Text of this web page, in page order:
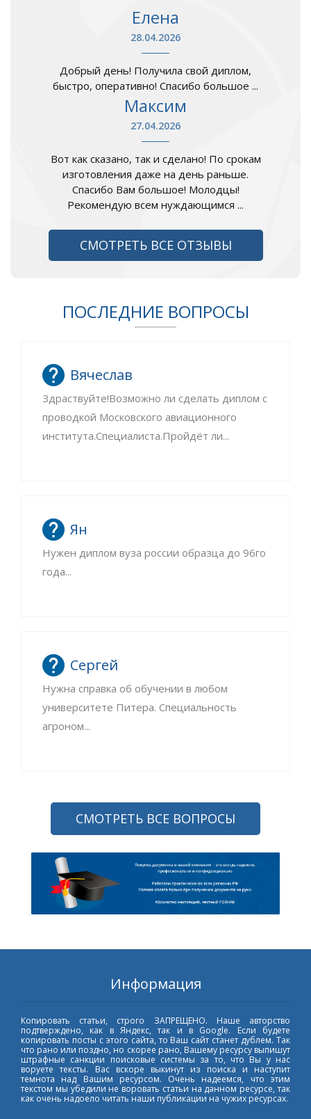
Елена
28.04.2026
Добрый день! Получила свой диплом,
быстро, оперативно! Спасибо большое ...
Максим
27.04.2026
Вот как сказано, так и сделано! По срокам
изготовления даже на день раньше.
Спасибо Вам большое! Молодцы!
Рекомендую всем нуждающимся ...
СМОТРЕТЬ ВСЕ ОТЗЫВЫ
ПОСЛЕДНИЕ ВОПРОСЫ
Вячеслав
Здраствуйте!Возможно ли сделать диплом с
проводкой Московского авиационного
института.Специалиста.Пройдёт ли...
Ян
Нужен диплом вуза россии образца до 96го
года...
Сергей
Нужна справка об обучении в любом
университете Питера. Специальность
агроном...
СМОТРЕТЬ ВСЕ ВОПРОСЫ
Информация
Копировать статьи, строго ЗАПРЕЩЕНО. Наше авторство
подтверждено, как в Яндекс, так и в Google. Если будете
копировать посты с этого сайта, то Ваш сайт станет дублем. Так
что рано или поздно, но скорее рано, Вашему ресурсу выпишут
штрафные санкции поисковые системы за то, что Вы у нас
воруете тексты. Вас вскоре выкинут из поиска и наступит
темнота над Вашим ресурсом. Очень надеемся, что этим
текстом мы убедили не воровать статьи на данном ресурсе, так
как очень надоело читать наши публикации на чужих ресурсах.